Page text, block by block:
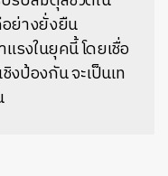
ย่างยั่งยืน
รงในยุคนี้ โดยเชื่อ
งป้องกัน จะเป็นเท